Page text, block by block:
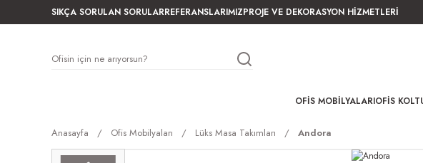
SIKÇA SORULAN SORULARREFERANSLARIMIZPROJE VE DEKORASYON HİZMETLERİ
OFIS MOBILYALARIOFIS
Anasayfa Ofis Mobilyaları Lüks Masa Takımları Andora